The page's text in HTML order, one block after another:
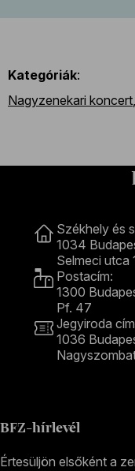
Kategóriák:
Nagyzenekari koncert,
Székhely és
1034
Selmeci utca
Postacím:
1300
Pf. 47
Jegyiroda
1036
BFZ-hírlevél
Értesüljön elsőként a